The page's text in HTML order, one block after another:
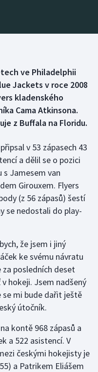
ve Philadelphii
Jackets v roce 2008
kladenského
Cama Atkinsona.
z Buffala na Floridu.
v 53 zápasech 43
a dělil se o pozici
Jamesem van
Girouxem. Flyers
(z 56 zápasů) šestí
se nedostali do play-
že jsem i jiný
ke svému návratu
za posledních deset
hokeji. Jsem nadšený
se mi bude dařit ještě
útočník.
kontě 968 zápasů a
a 522 asistencí. V
českými hokejisty je
a Patrikem Eliášem